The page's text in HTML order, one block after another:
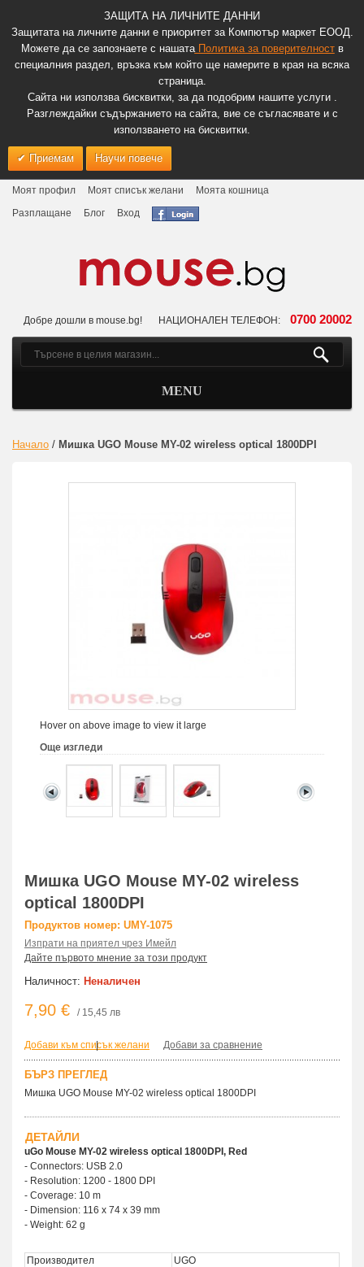
ЗАЩИТА НА ЛИЧНИТЕ ДАННИ
Защитата на личните данни е приоритет за Компютър маркет ЕООД.
Можете да се запознаете с нашатаПолитика за поверителноств
специалния раздел, връзка към който ще намерите в края на всяка
страница.
Сайта ни използва бисквитки, за да подобрим нашите услуги .
Разглеждайки съдържанието на сайта, вие се съгласявате и с
използването на бисквитки.
Приемам Научи повече
Моят профил Моят списък желани
Моята кошница
Разплащане
Блог Вход
Добре дошли в mouse.bg! НАЦИОНАЛЕН ТЕЛЕФОН: 0700 20002
MENU
Начало / Мишка UGO Mouse MY-02 wireless optical 1800DPI
Hover on above image to view it large
Още изгледи
Мишка UGO Mouse MY-02 wireless
optical 1800DPI
Продуктов номер: UMY-1075
Изпрати на приятел чрез Имейл
Дайте първото мнение за този продукт
Наличност: Неналичен
7,90 € / 15,45 лв
Добави към списък желани
| Добави за сравнение
БЪРЗ ПРЕГЛЕД
Мишка UGO Mouse MY-02 wireless optical 1800DPI
ДЕТАЙЛИ
uGo Mouse MY-02 wireless optical 1800DPI, Red
- Connectors: USB 2.0
- Resolution: 1200 - 1800 DPI
- Coverage: 10 m
- Dimension: 116 x 74 x 39 mm
- Weight: 62 g
Производител
UGO